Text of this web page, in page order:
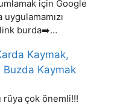
için Google
link burda➡️…
Kaymak,
Buzda Kaymak
rüya çok önemli!!!